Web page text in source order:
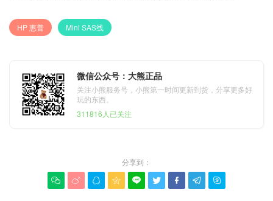
HP 惠普 Mini SAS线
微信公众号：大熊正品
关注小熊服务号，小熊第一时间更新到货，分享更多好
玩的东西。
311816人已关注
分享到：
        